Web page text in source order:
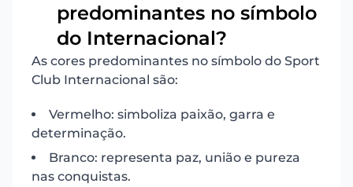
predominantes no símbolo
do Internacional?
As cores predominantes no símbolo do Sport
Club Internacional são:
Vermelho: simboliza paixão, garra e
determinação.
Branco: representa paz, união e pureza
nas conquistas.